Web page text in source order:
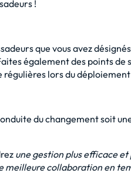
!
que vous avez
également des points de
lors du déploiement
du changement soit
une gestion plus efficace et
collaboration en